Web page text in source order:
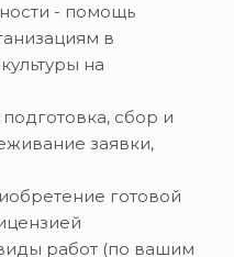
- помощь
в
на
сбор и
заявки,
готовой
работ (по вашим